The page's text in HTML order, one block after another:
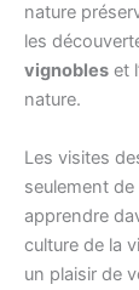
nature
les
vignobles et
nature.
Les visites
seulement de
apprendre
culture de la
un plaisir de